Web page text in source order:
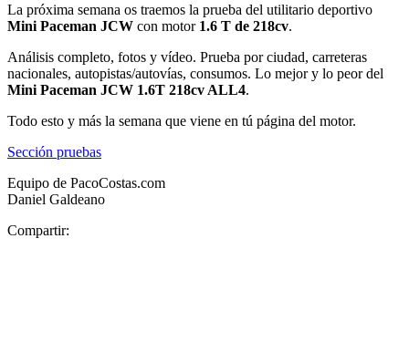
La próxima semana os traemos la prueba del utilitario deportivo
Mini Paceman JCW con motor 1.6 T de 218cv.
Análisis completo, fotos y vídeo. Prueba por ciudad, carreteras
nacionales, autopistas/autovías, consumos. Lo mejor y lo peor del
Mini Paceman JCW 1.6T 218cv ALL4.
Todo esto y más la semana que viene en tú página del motor.
Sección pruebas
Equipo de PacoCostas.com
Daniel Galdeano
Compartir: